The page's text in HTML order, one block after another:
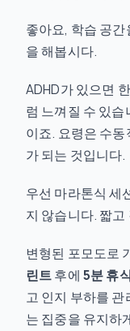
좋아요, 학습 공
을 해봅시다.
ADHD가 있으면
럼 느껴질 수 있
이죠. 요령은 수
가 되는 것입니다.
우선 마라톤식 세
지 않습니다. 짧
변형된 포모도로
린트후에 5분 휴
고 인지 부하를
는 집중을 유지하